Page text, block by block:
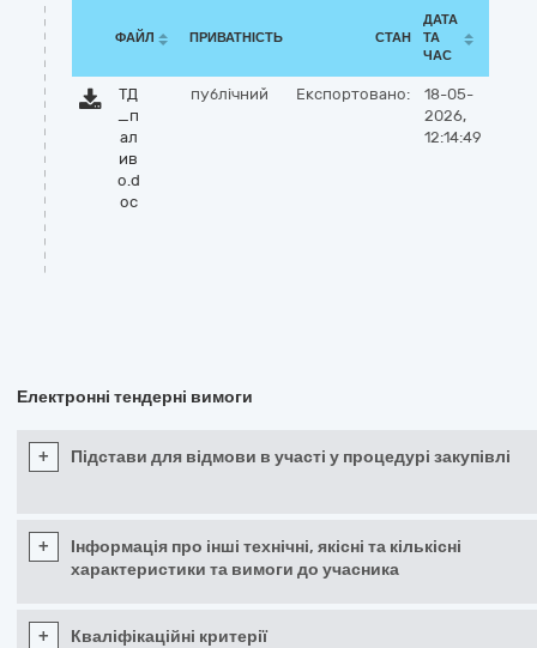
ФАЙЛ ПРИВАТНІСТЬ СТАН
ДАТА
ТА
ЧАС
ТД
_п
ал
ив
о.d
oc
публічний Експортовано:
18-05-
2026,
12:14:49
Електронні тендерні вимоги
+ Підстави для відмови в участі у процедурі закупівлі
+
Інформація про інші технічні, якісні та кількісні
характеристики та вимоги до учасника
+ Кваліфікаційні критерії